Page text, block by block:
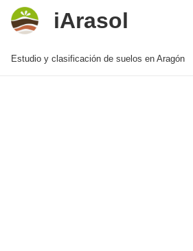
iArasol
Estudio y clasificación de suelos en Aragón